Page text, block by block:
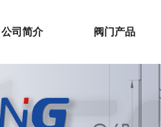
公司简介 阀门产品